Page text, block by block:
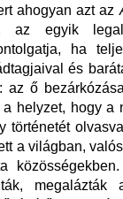
ahogyan azt az
az egyik
ha
és
az ő
helyzet, hogy a
történetét
a világban,